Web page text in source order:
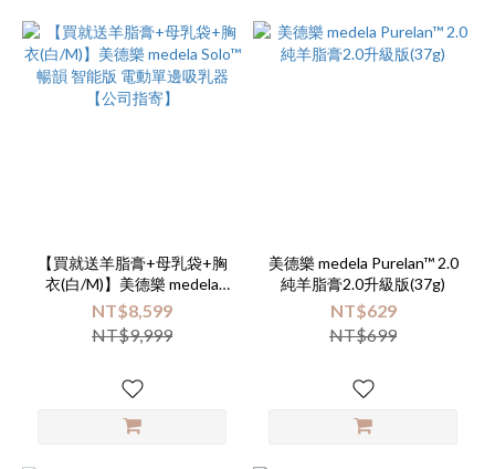
【買就送羊脂膏+母乳袋+胸
衣(白/M)】美德樂 medela
Solo™暢韻 智能版 電動單邊
吸乳器【公司指寄】
NT$8,599
NT$9,999
美德樂 medela Purelan™ 2.0
純羊脂膏2.0升級版(37g)
NT$629
NT$699